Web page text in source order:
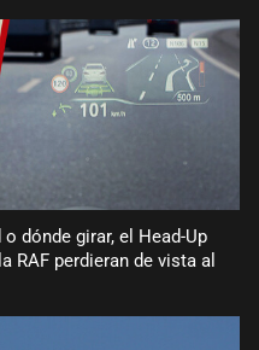
dónde girar, el Head-Up
RAF perdieran de vista al